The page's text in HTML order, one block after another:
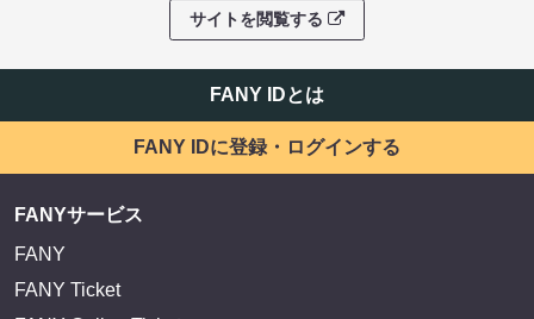
サイトを閲覧する
FANY IDとは
FANY IDに登録・ログインする
FANYサービス
FANY
FANY Ticket